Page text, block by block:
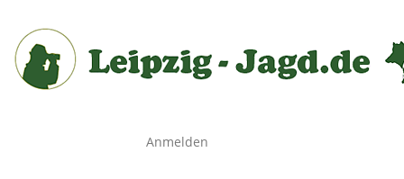
Anmelden